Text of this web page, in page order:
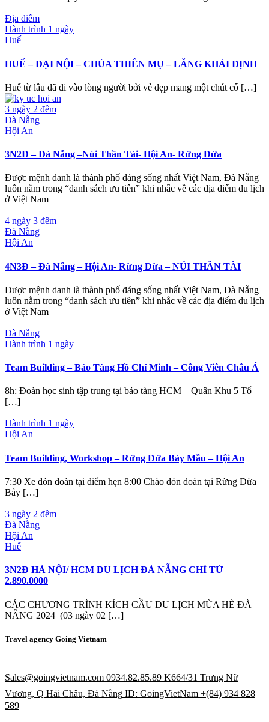
Địa điểm
Hành trình 1 ngày
Huế
HUẾ – ĐẠI NỘI – CHÙA THIÊN MỤ – LĂNG KHẢI ĐỊNH
Huế từ lâu đã đi vào lòng người bởi vẻ đẹp mang một chút cổ […]
3 ngày 2 đêm
Đà Nẵng
Hội An
3N2Đ – Đà Nẵng –Núi Thần Tài- Hội An- Rừng Dừa
Được mệnh danh là thành phố đáng sống nhất Việt Nam, Đà Nẵng
luôn nằm trong “danh sách ưu tiên” khi nhắc về các địa điểm du lịch
ở Việt Nam
4 ngày 3 đêm
Đà Nẵng
Hội An
4N3Đ – Đà Nẵng – Hội An- Rừng Dừa – NÚI THẦN TÀI
Được mệnh danh là thành phố đáng sống nhất Việt Nam, Đà Nẵng
luôn nằm trong “danh sách ưu tiên” khi nhắc về các địa điểm du lịch
ở Việt Nam
Đà Nẵng
Hành trình 1 ngày
Team Building – Bảo Tàng Hồ Chí Minh – Công Viên Châu Á
8h: Đoàn học sinh tập trung tại bảo tàng HCM – Quân Khu 5 Tổ
[…]
Hành trình 1 ngày
Hội An
Team Building, Workshop – Rừng Dừa Bảy Mẫu – Hội An
7:30 Xe đón đoàn tại điểm hẹn 8:00 Chào đón đoàn tại Rừng Dừa
Bảy […]
3 ngày 2 đêm
Đà Nẵng
Hội An
Huế
3N2Đ HÀ NỘI/ HCM DU LỊCH ĐÀ NẴNG CHỈ TỪ
2.890.0000
CÁC CHƯƠNG TRÌNH KÍCH CẦU DU LỊCH MÙA HÈ ĐÀ
NẴNG 2024 (03 ngày 02 […]
Travel agency Going Vietnam
Sales@goingvietnam.com 0934.82.85.89 K664/31 Trưng Nữ
Vương, Q Hải Châu, Đà Nẵng ID: GoingVietNam +(84) 934 828
589